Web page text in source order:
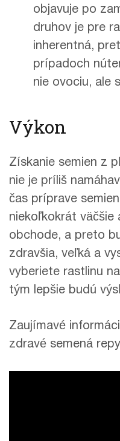
objavuje po
druhov je pre
inherentná,
prípadoch
nie ovociu, ale
Výkon
Získanie semien z
nie je príliš
čas príprave
niekoľkokrát väčšie
obchode, a preto
zdravšia, veľká a
vyberiete rastlinu
tým lepšie budú
Zaujímavé
zdravé semená